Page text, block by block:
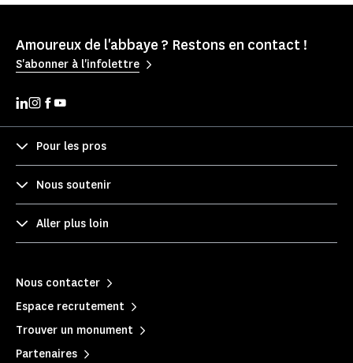
Amoureux de l'abbaye ? Restons en contact !
S'abonner à l'infolettre
Pour les pros
Nous soutenir
Aller plus loin
Nous contacter
Espace recrutement
Trouver un monument
Partenaires